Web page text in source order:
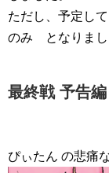
ただし、予定し
のみ となりまし
最終戦 予告編
ぴぃたん の悲痛